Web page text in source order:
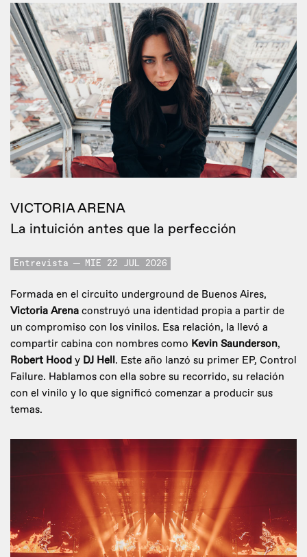
VICTORIA ARENA
La intuición antes que la perfección
Entrevista MIE 22 JUL 2026
Formada en el circuito underground de Buenos Aires,
Victoria Arena construyó una identidad propia a partir de
un compromiso con los vinilos. Esa relación, la llevó a
compartir cabina con nombres como Kevin Saunderson,
Robert Hood y DJ Hell. Este año lanzó su primer EP, Control
Failure. Hablamos con ella sobre su recorrido, su relación
con el vinilo y lo que significó comenzar a producir sus
temas.